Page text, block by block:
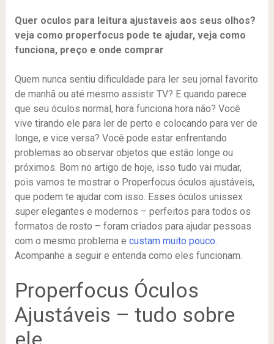
Quer oculos para leitura ajustaveis aos seus olhos?
veja como properfocus pode te ajudar, veja como
funciona, preço e onde comprar
Quem nunca sentiu dificuldade para ler seu jornal favorito
de manhã ou até mesmo assistir TV? E quando parece
que seu óculos normal, hora funciona hora não? Você
vive tirando ele para ler de perto e colocando para ver de
longe, e vice versa? Você pode estar enfrentando
problemas ao observar objetos que estão longe ou
próximos. Bom no artigo de hoje, isso tudo vai mudar,
pois vamos te mostrar o Properfocus óculos ajustáveis,
que podem te ajudar com isso. Esses óculos unissex
super elegantes e modernos – perfeitos para todos os
formatos de rosto – foram criados para ajudar pessoas
com o mesmo problema e custam muito pouco.
Acompanhe a seguir e entenda como eles funcionam.
Properfocus Óculos
Ajustáveis – tudo sobre
ele